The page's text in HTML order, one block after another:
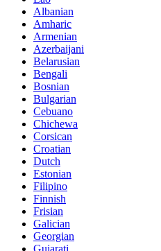
Albanian
Amharic
Armenian
Azerbaijani
Belarusian
Bengali
Bosnian
Bulgarian
Cebuano
Chichewa
Corsican
Croatian
Dutch
Estonian
Filipino
Finnish
Frisian
Galician
Georgian